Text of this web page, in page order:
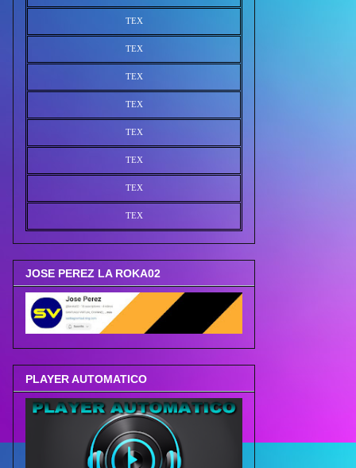
TEX
TEX
TEX
TEX
TEX
TEX
TEX
TEX
JOSE PEREZ LA ROKA02
PLAYER AUTOMATICO